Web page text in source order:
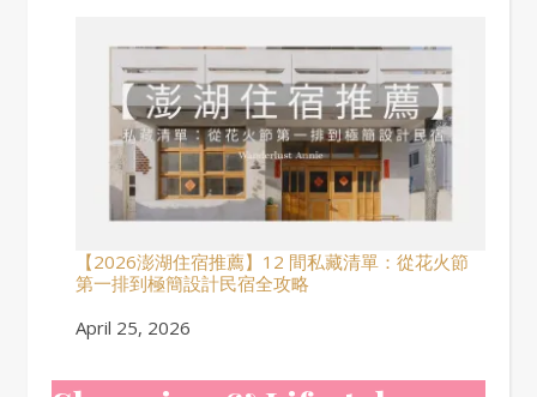
【2026澎湖住宿推薦】12 間私藏清單：從花火節
第一排到極簡設計民宿全攻略
Date
April 25, 2026